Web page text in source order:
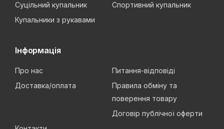
Суцільний купальник
Спортивний купальник
Купальники з рукавами
Інформація
Про нас
Питання-відповіді
Доставка/оплата
Правила обміну та
поверення товару
Договір публічної оферти